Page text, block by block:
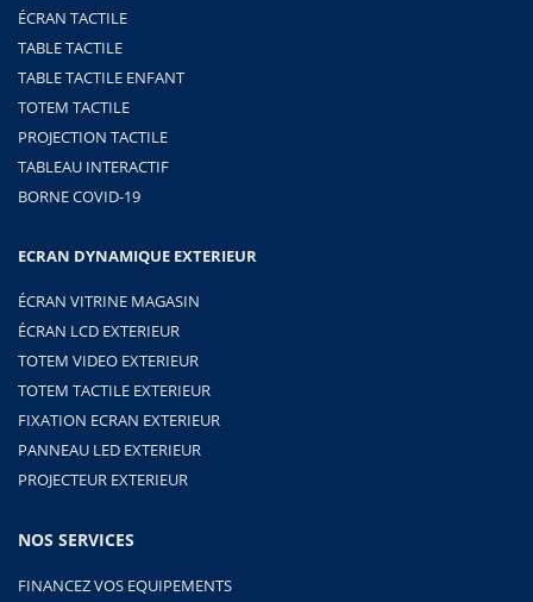
ÉCRAN TACTILE
TABLE TACTILE
TABLE TACTILE ENFANT
TOTEM TACTILE
PROJECTION TACTILE
TABLEAU INTERACTIF
BORNE COVID-19
ECRAN DYNAMIQUE EXTERIEUR
ÉCRAN VITRINE MAGASIN
ÉCRAN LCD EXTERIEUR
TOTEM VIDEO EXTERIEUR
TOTEM TACTILE EXTERIEUR
FIXATION ECRAN EXTERIEUR
PANNEAU LED EXTERIEUR
PROJECTEUR EXTERIEUR
NOS SERVICES
FINANCEZ VOS EQUIPEMENTS